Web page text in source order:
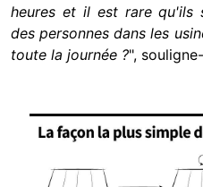
heures et il est rare qu'ils
des personnes dans les
toute la journée ?",
Image